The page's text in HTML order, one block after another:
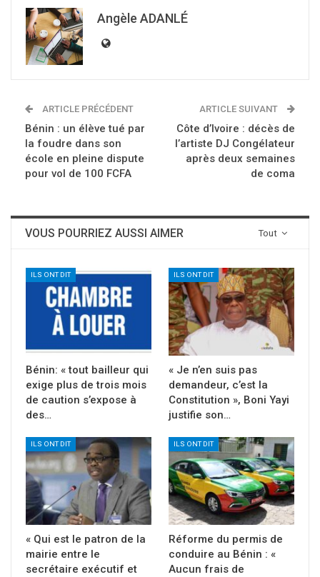
Angèle ADANLÉ
ARTICLE PRÉCÉDENT
Bénin : un élève tué par
la foudre dans son
école en pleine dispute
pour vol de 100 FCFA
ARTICLE SUIVANT
Côte d’Ivoire : décès de
l’artiste DJ Congélateur
après deux semaines
de coma
Tout
VOUS POURRIEZ AUSSI AIMER
ILS ONT DIT
Bénin: « tout bailleur qui
exige plus de trois mois
de caution s’expose à
des…
ILS ONT DIT
« Je n’en suis pas
demandeur, c’est la
Constitution », Boni Yayi
justifie son…
ILS ONT DIT
« Qui est le patron de la
mairie entre le
secrétaire exécutif et
ILS ONT DIT
Réforme du permis de
conduire au Bénin : «
Aucun frais de